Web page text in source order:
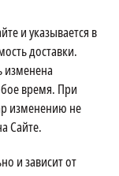
и указывается в
доставки.
изменена
время. При
изменению не
Сайте.
и зависит от